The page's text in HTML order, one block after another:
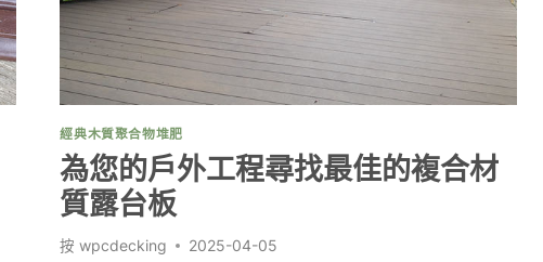
用
解
決
方
案
經典木質聚合物堆肥
為您的戶外工程尋找最佳的複合材
質露台板
按 wpcdecking 2025-04-05